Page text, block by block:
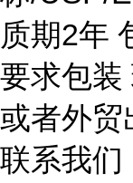
质期2年
要求包装
或者外贸
联系我们